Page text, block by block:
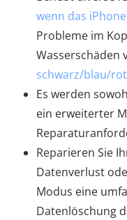
wenn das
Probleme im
Wasserschäden
schwarz/blau/
Es werden
ein erweiterter
Reparieren Sie
Datenverlust
Modus eine
Datenlöschung